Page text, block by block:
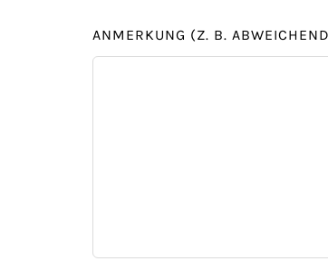
ANMERKUNG (Z. B.